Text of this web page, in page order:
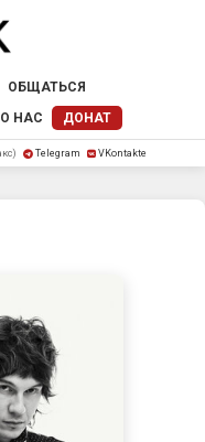
ОБЩАТЬСЯ
О НАС ДОНАТ
Telegram VKontakte